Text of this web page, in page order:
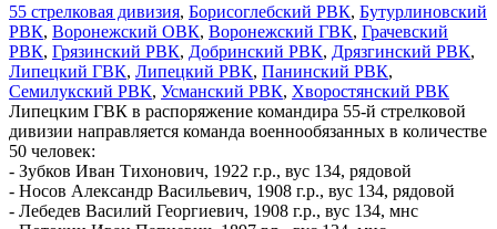
55 стрелковая дивизия, Борисоглебский РВК, Бутурлиновский
РВК, Воронежский ОВК, Воронежский ГВК, Грачевский
РВК, Грязинский РВК, Добринский РВК, Дрязгинский РВК,
Липецкий ГВК, Липецкий РВК, Панинский РВК,
Семилукский РВК, Усманский РВК, Хворостянский РВК
Липецким ГВК в распоряжение командира 55-й стрелковой
дивизии направляется команда военнообязанных в количестве
50 человек:
- Зубков Иван Тихонович, 1922 г.р., вус 134, рядовой
- Носов Александр Васильевич, 1908 г.р., вус 134, рядовой
- Лебедев Василий Георгиевич, 1908 г.р., вус 134, мнс